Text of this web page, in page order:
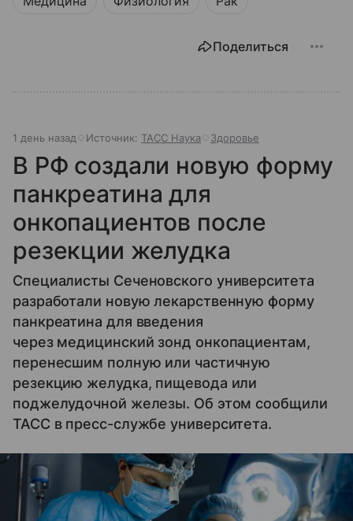
Поделиться
1 день назад Источник: ТАСС Наука Здоровье
В РФ создали новую форму
панкреатина для
онкопациентов после
резекции желудка
Специалисты Сеченовского университета
разработали новую лекарственную форму
панкреатина для введения
через медицинский зонд онкопациентам,
перенесшим полную или частичную
резекцию желудка, пищевода или
поджелудочной железы. Об этом сообщили
ТАСС в пресс-службе университета.